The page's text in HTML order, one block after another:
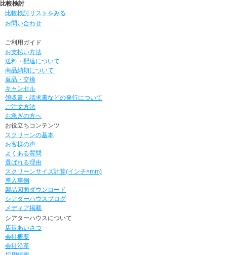
比較検討
比較検討リストをみる
お問い合わせ
ご利用ガイド
お支払い方法
送料・配達について
商品納期について
返品・交換
キャンセル
領収書・請求書などの発行について
ご注文方法
お急ぎの方へ
お役立ちコンテンツ
スクリーンの基本
お客様の声
よくある質問
選ばれる理由
スクリーンサイズ計算(インチ×mm)
導入事例
製品図面ダウンロード
シアターハウスブログ
メディア掲載
シアターハウスについて
店長あいさつ
会社概要
会社沿革